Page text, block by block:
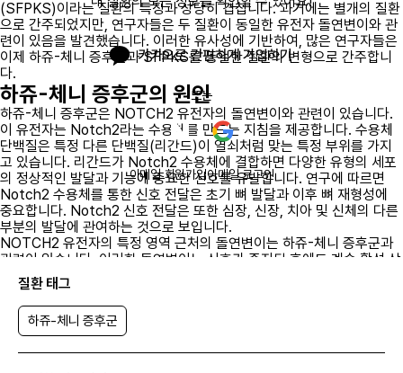
(SFPKS)이라는 질환의 특징과 상당히 겹칩니다. 과거에는 별개의 질환
으로 간주되었지만, 연구자들은 두 질환이 동일한 유전자 돌연변이와 관
련이 있음을 발견했습니다. 이러한 유사성에 기반하여, 많은 연구자들은
이제 하쥬-체니 증후군과 SFPKS를 동일한 질환의 변형으로 간주합니
다.
하쥬-체니 증후군의 원인
하쥬-체니 증후군은 NOTCH2 유전자의 돌연변이와 관련이 있습니다.
이 유전자는 Notch2라는 수용체를 만드는 지침을 제공합니다. 수용체
단백질은 특정 다른 단백질(리간드)이 열쇠처럼 맞는 특정 부위를 가지
고 있습니다. 리간드가 Notch2 수용체에 결합하면 다양한 유형의 세포
의 정상적인 발달과 기능에 중요한 신호를 유발합니다. 연구에 따르면
Notch2 수용체를 통한 신호 전달은 초기 뼈 발달과 이후 뼈 재형성에
중요합니다. Notch2 신호 전달은 또한 심장, 신장, 치아 및 신체의 다른
부분의 발달에 관여하는 것으로 보입니다.
NOTCH2 유전자의 특정 영역 근처의 돌연변이는 하쥬-체니 증후군과
관련이 있습니다. 이러한 돌연변이는 신호가 중지된 후에도 계속 활성 상
태를 유지하는 Notch2 수용체의 버전을 초래합니다. 연구자들은 과도
한 Notch2 신호 전달이 하쥬-체니 증후군의 다양한 특징과 어떻게 관련
이 있는지 확실하지 않습니다. 그들은 이 질환의 골격 특징(말단골용해
증, 골다공증 및 독특한 얼굴 특징)이 비정상적인 뼈 발달과 재형성의 결
과일 가능성이 높다고 의심합니다. 과도한 Notch2 수용체를 통한 신호
전달은 오래된 뼈의 제거를 증가시키거나 새로운 뼈의 형성을 줄이거나
카카오로 간편하게 가입하기
또는
이메일 회원가입이메일 로그인
질환 태그
하쥬-체니 증후군